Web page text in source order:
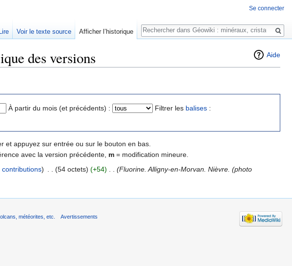
Aide
des versions
À partir du mois (et précédents) : Filtrer les balises :
et appuyez sur entrée ou sur le bouton en bas.
avec la version précédente, m = modification mineure.
contributions) (54 octets) (+54)
(Fluorine. Alligny-en-Morvan. Nièvre. (photo
Se connecter
Lire Voir le texte source Afficher l’historique
Rechercher
météorites, etc. Avertissements